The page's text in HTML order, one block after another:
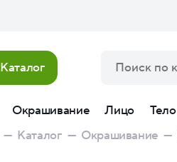
Каталог
Окрашивание Лицо Тело
— Каталог — Окрашивание —